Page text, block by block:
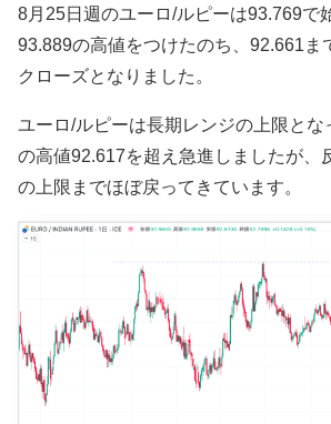
8月25日週のユーロ/ルピーは93.769で
93.889の高値をつけたのち、92.661ま
クローズとなりました。
ユーロ/ルピーは長期レンジの 上限と
の高値92.617を超え急進しましたが、
の上限までほぼ戻ってきています。